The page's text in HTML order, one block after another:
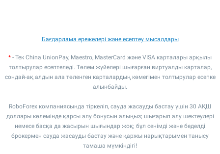
Бағдарлама ережелері және есептеу мысалдары
* - Тек China UnionPay, Maestro, MasterCard және VISA карталары арқылы
толтырулар есептеледі. Төлем жүйелері шығарған виртуалды карталар,
сондай-ақ алдын ала төленген карталардың көмегімен толтырулар есепке
алынбайды.
RoboForex компаниясында тіркеліп, сауда жасауды бастау үшін 30 АҚШ
доллары көлемінде қарсы алу бонусын алыңыз; шығарып алу шектеулері
немесе басқа да жасырын шығындар жоқ; бұл сенімді және беделді
брокермен сауда жасауды бастау және қаржы нарықтарымен танысу
тамаша мүмкіндігі!